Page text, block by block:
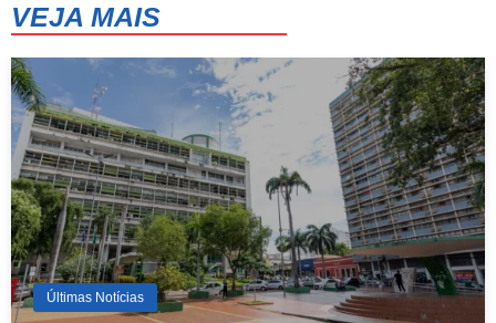
VEJA MAIS
Últimas Notícias